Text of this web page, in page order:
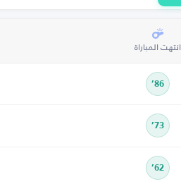
انتهت المباراة
86’
73’
62’